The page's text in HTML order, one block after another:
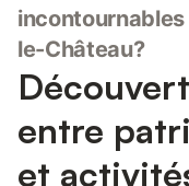
le-Château?
entre
et